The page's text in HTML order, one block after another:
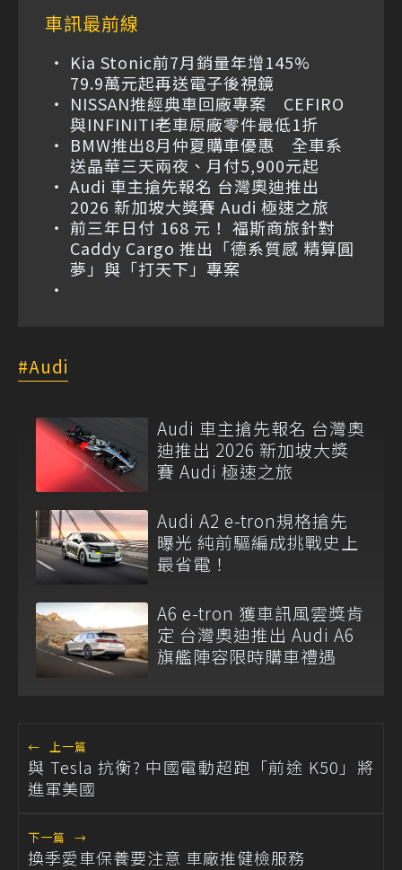
車訊最前線
Kia Stonic前7月銷量年增145%
79.9萬元起再送電子後視鏡
NISSAN推經典車回廠專案 CEFIRO
與INFINITI老車原廠零件最低1折
BMW推出8月仲夏購車優惠 全車系
送晶華三天兩夜、月付5,900元起
Audi 車主搶先報名 台灣奧迪推出
2026 新加坡大獎賽 Audi 極速之旅
前三年日付 168 元！ 福斯商旅針對
Caddy Cargo 推出「德系質感 精算圓
夢」與「打天下」專案
Audi
Audi 車主搶先報名 台灣奧
迪推出 2026 新加坡大獎
賽 Audi 極速之旅
Audi A2 e-tron規格搶先
曝光 純前驅編成挑戰史上
最省電！
A6 e-tron 獲車訊風雲獎肯
定 台灣奧迪推出 Audi A6
旗艦陣容限時購車禮遇
← 上一篇
與 Tesla 抗衡? 中國電動超跑「前途 K50」將
進軍美國
下一篇 →
換季愛車保養要注意 車廠推健檢服務